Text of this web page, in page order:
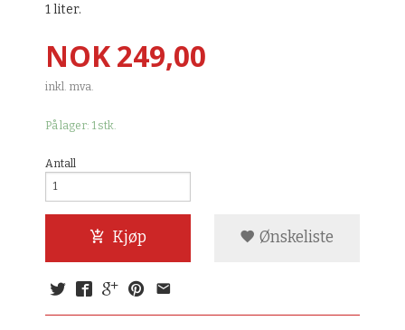
1 liter.
Pris
NOK249,00
inkl. mva.
På lager: 1 stk.
Antall
Kjøp Ønskeliste